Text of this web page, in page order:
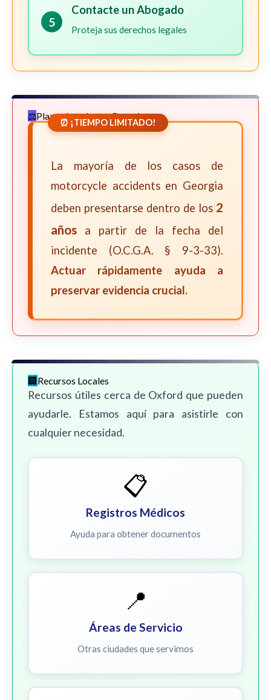
5
Contacte un Abogado
Proteja sus derechos legales
Plazos Legales en Georgia
⏰ ¡TIEMPO LIMITADO!
La mayoría de los casos de
motorcycle accidents en Georgia
deben presentarse dentro de los 2
años a partir de la fecha del
incidente (O.C.G.A. § 9-3-33).
Actuar rápidamente ayuda a
preservar evidencia crucial.
Recursos Locales
Recursos útiles cerca de Oxford que pueden
ayudarle. Estamos aquí para asistirle con
cualquier necesidad.
📋
Registros Médicos
Ayuda para obtener documentos
📍
Áreas de Servicio
Otras ciudades que servimos